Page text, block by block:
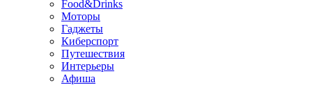
Food&Drinks
Моторы
Гаджеты
Киберспорт
Путешествия
Интерьеры
Афиша